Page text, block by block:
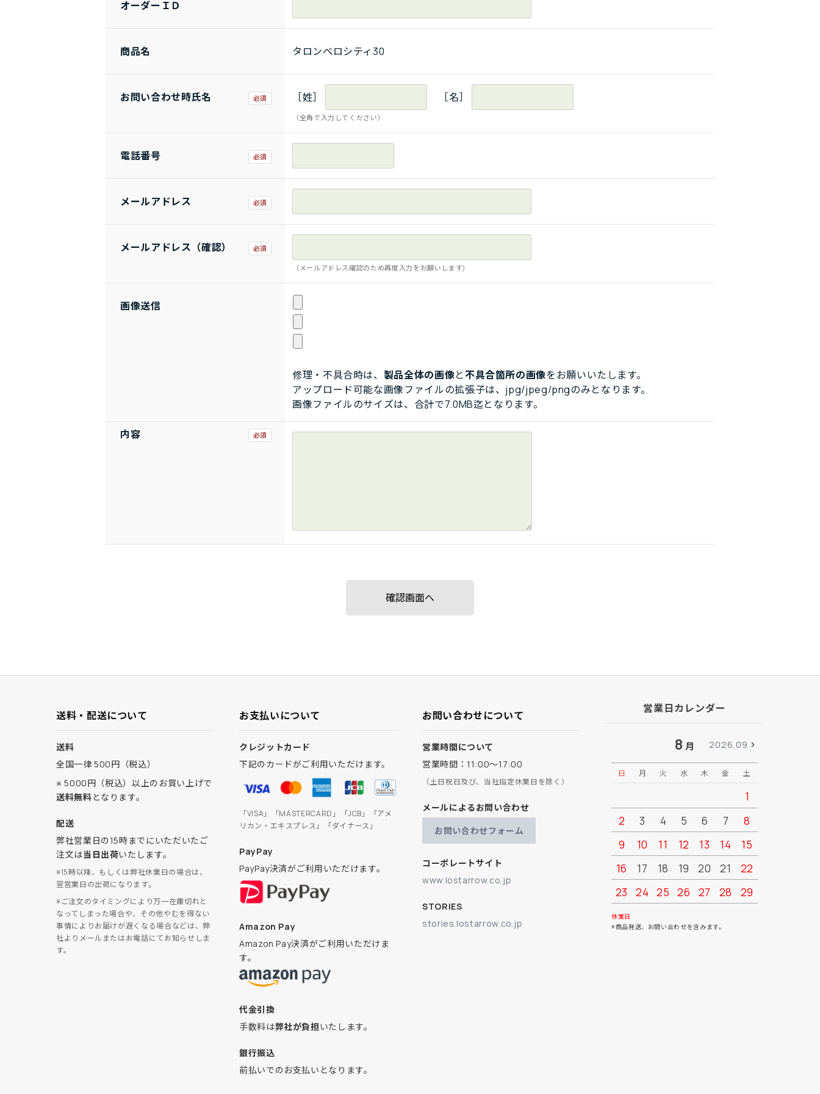
オーダーＩＤ
商品名 タロンベロシティ30
お問い合わせ時氏名 ［姓］ ［名］
（全角で入力してください）
電話番号
メールアドレス
メールアドレス（確認）
（メールアドレス確認のため再度入力をお願いします)
画像送信
修理・不具合時は、 製品全体の画像と不具合箇所の画像をお願いいたします。
アップロード可能な画像ファイルの拡張子は、jpg/jpeg/pngのみとなります。
画像ファイルのサイズは、合計で7.0MB迄となります。
内容
送料・配送について
送料
全国一律 500円（税込）
※ 5000円（税込）以上のお買い上げで
送料無料となります。
配送
弊社営業日の15時までにいただいたご
注文は当日出荷いたします。
※15時以降、もしくは弊社休業日の場合は、
翌営業日の出荷になります。
※ご注文のタイミングにより万一在庫切れと
なってしまった場合や、その他やむを得ない
事情によりお届けが遅くなる場合などは、弊
社よりメールまたはお電話にてお知らせしま
す。
お支払いについて
クレジットカード
下記のカードがご利用いただけます。
「VISA」「MASTERCARD」「JCB」「アメ
リカン・エキスプレス」「ダイナース」
PayPay
PayPay決済がご利用いただけます。
Amazon Pay
Amazon Pay決済がご利用いただけま
す。
代金引換
手数料は弊社が負担いたします。
銀行振込
前払いでのお支払いとなります。
お問い合わせについて
営業時間について
営業時間：11:00～17:00
（土日祝日及び、当社指定休業日を除く）
メールによるお問い合わせ
お問い合わせフォーム
コーポレートサイト
www.lostarrow.co.jp
STORIES
stories.lostarrow.co.jp
営業日カレンダー
8 月 2026.09
日 月 火 水 木 金 土
1
2
3 4 5 6 7
8
9
10 11 12 13 14
15
16
17 18 19 20 21
22
23
24 25 26 27 28
29
30
休業日
※商品発送、お問い合わせを含みます。